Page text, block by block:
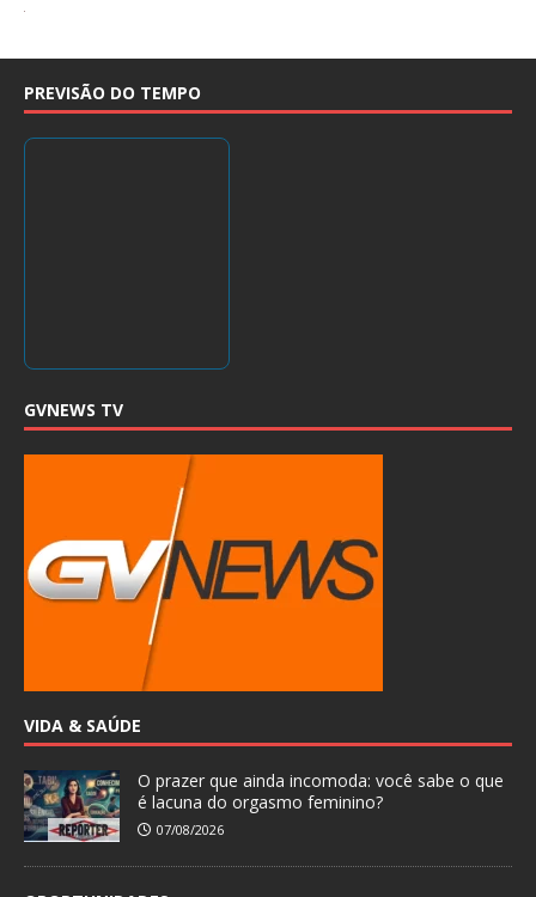
PREVISÃO DO TEMPO
GVNEWS TV
VIDA & SAÚDE
O prazer que ainda incomoda: você sabe o que
é lacuna do orgasmo feminino?
07/08/2026